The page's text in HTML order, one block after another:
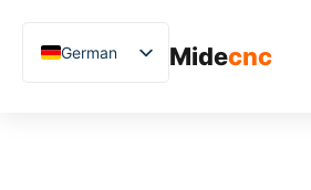
Midecnc
German
English